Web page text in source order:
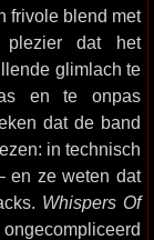
frivole blend met
plezier dat het
glimlach te
en te onpas
dat de band
in technisch
en ze weten dat
Whispers Of